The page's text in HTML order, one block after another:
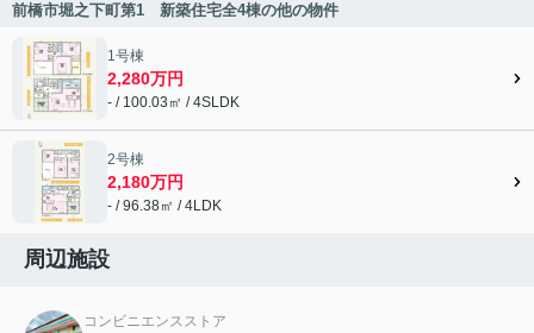
前橋市堀之下町第1 新築住宅全4棟の他の物件
1号棟
2,280万円
- / 100.03㎡ / 4SLDK
2号棟
2,180万円
- / 96.38㎡ / 4LDK
周辺施設
コンビニエンスストア